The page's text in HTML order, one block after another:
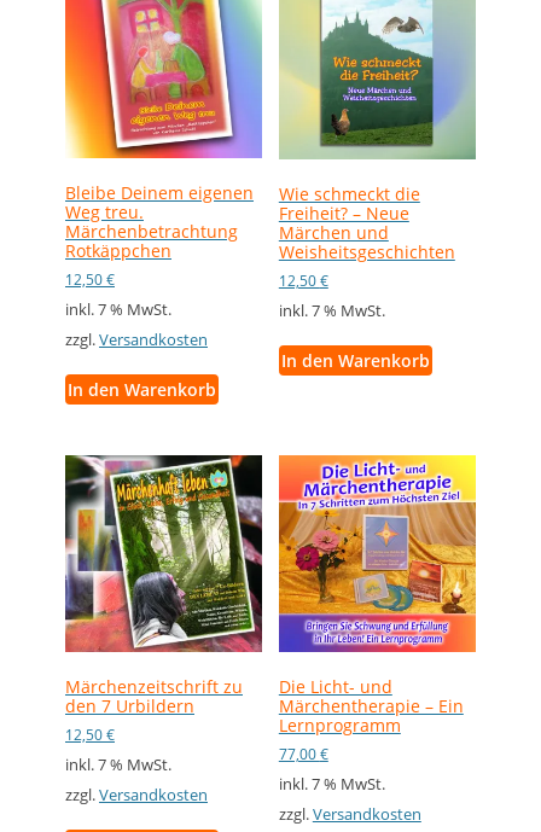
Bleibe Deinem eigenen
Weg treu.
Märchenbetrachtung
Rotkäppchen
12,50€
inkl. 7 % MwSt.
zzgl.Versandkosten
In den Warenkorb
Wie schmeckt die
Freiheit? – Neue
Märchen und
Weisheitsgeschichten
12,50€
inkl. 7 % MwSt.
In den Warenkorb
Märchenzeitschrift zu
den 7 Urbildern
12,50€
inkl. 7 % MwSt.
zzgl.Versandkosten
Die Licht- und
Märchentherapie – Ein
Lernprogramm
77,00€
inkl. 7 % MwSt.
zzgl.Versandkosten